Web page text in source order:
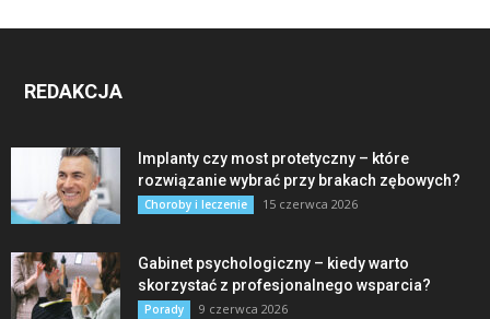
REDAKCJA
Implanty czy most protetyczny – które
rozwiązanie wybrać przy brakach zębowych?
Choroby i leczenie 15 czerwca 2026
Gabinet psychologiczny – kiedy warto
skorzystać z profesjonalnego wsparcia?
Porady 9 czerwca 2026